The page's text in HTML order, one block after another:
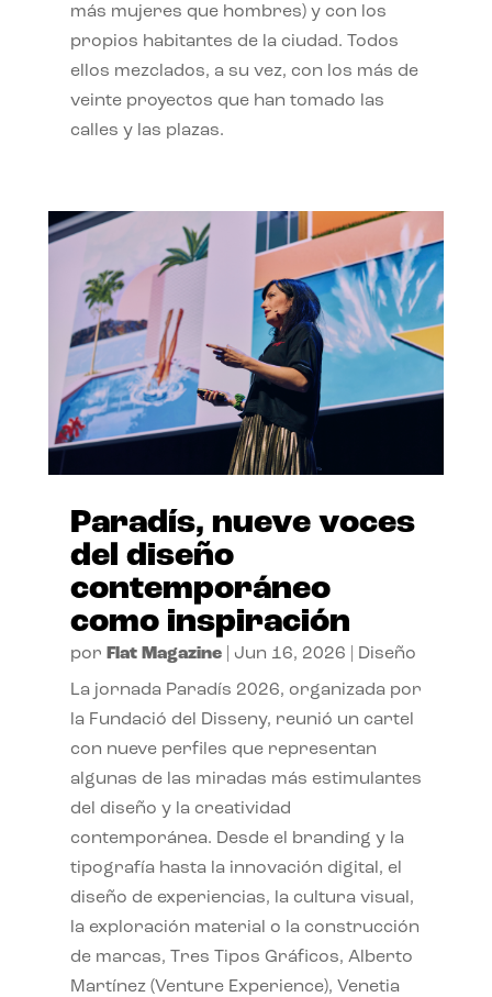
más mujeres que hombres) y con los
propios habitantes de la ciudad. Todos
ellos mezclados, a su vez, con los más de
veinte proyectos que han tomado las
calles y las plazas.
Paradís, nueve voces
del diseño
contemporáneo
como inspiración
por Flat Magazine| Jun 16, 2026 Diseño
La jornada Paradís 2026, organizada por
la Fundació del Disseny, reunió un cartel
con nueve perfiles que representan
algunas de las miradas más estimulantes
del diseño y la creatividad
contemporánea. Desde el branding y la
tipografía hasta la innovación digital, el
diseño de experiencias, la cultura visual,
la exploración material o la construcción
de marcas, Tres Tipos Gráficos, Alberto
Martínez (Venture Experience), Venetia